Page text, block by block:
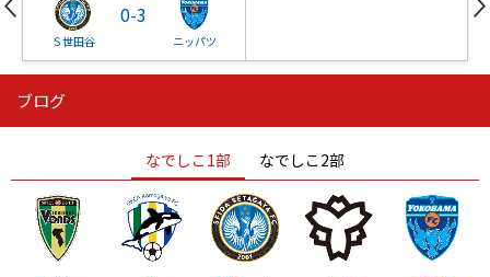
Ｓ世田谷
0-3
ニッパツ
ニッパツ
ニッパツ 名古屋
石人の星
静岡 愛媛Ｌ
ブログ
なでしこ1部 なでしこ2部